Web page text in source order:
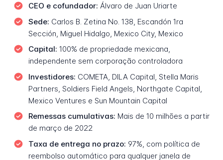
CEO e cofundador: Álvaro de Juan Uriarte
Sede: Carlos B. Zetina No. 138, Escandón 1ra
Sección, Miguel Hidalgo, Mexico City, Mexico
Capital: 100% de propriedade mexicana,
independente sem corporação controladora
Investidores: COMETA, DILA Capital, Stella Maris
Partners, Soldiers Field Angels, Northgate Capital,
Mexico Ventures e Sun Mountain Capital
Remessas cumulativas: Mais de 10 milhões a partir
de março de 2022
Taxa de entrega no prazo: 97%, com política de
reembolso automático para qualquer janela de